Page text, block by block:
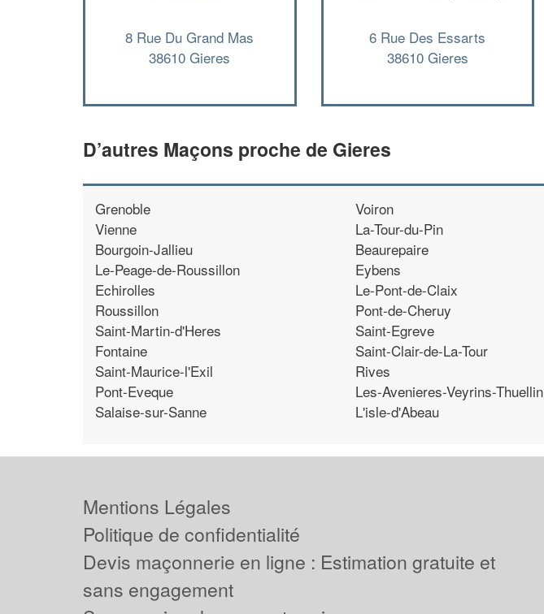
8 Rue Du Grand Mas
38610 Gieres
6 Rue Des Essarts
38610 Gieres
D’autres Maçons proche de Gieres
Grenoble
Vienne
Bourgoin-Jallieu
Le-Peage-de-Roussillon
Echirolles
Roussillon
Saint-Martin-d'Heres
Fontaine
Saint-Maurice-l'Exil
Pont-Eveque
Salaise-sur-Sanne
Voiron
La-Tour-du-Pin
Beaurepaire
Eybens
Le-Pont-de-Claix
Pont-de-Cheruy
Saint-Egreve
Saint-Clair-de-La-Tour
Rives
Les-Avenieres-Veyrins-Thuellin
L'isle-d'Abeau
Mentions Légales
Politique de confidentialité
Devis maçonnerie en ligne : Estimation gratuite et
sans engagement